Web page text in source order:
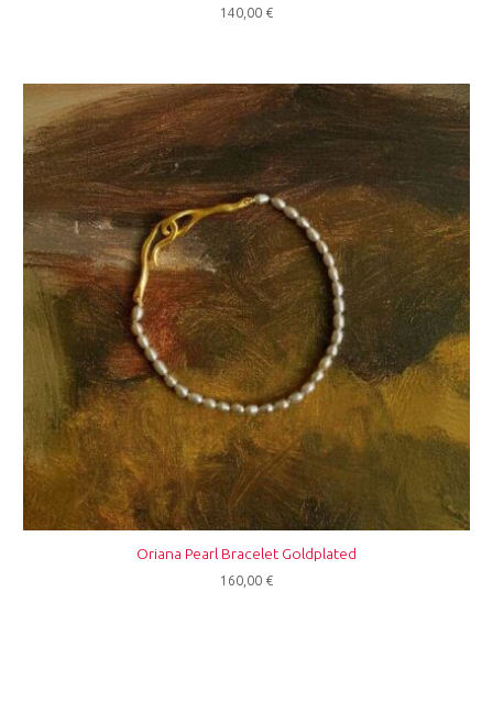
140,00 €
Oriana Pearl Bracelet Goldplated
160,00 €